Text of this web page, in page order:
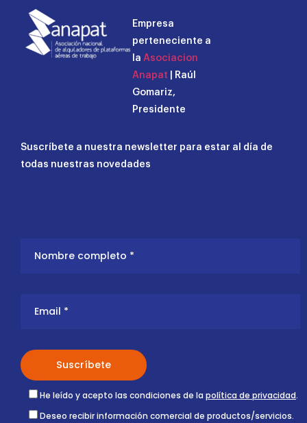
Empresa
perteneciente a
la Asociacion
Anapat | Raúl
Gomariz,
Presidente
Suscríbete a nuestra newsletter para estar al día de
todas nuestras novedades
He leído y acepto las condiciones de la política de privacidad.
Deseo recibir información comercial de productos/servicios.